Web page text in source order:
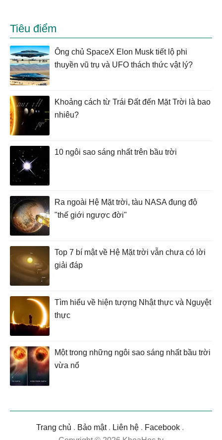
Tiêu điểm
Ông chủ SpaceX Elon Musk tiết lộ phi
thuyền vũ trụ và UFO thách thức vật lý?
Khoảng cách từ Trái Đất đến Mặt Trời là bao
nhiêu?
10 ngôi sao sáng nhất trên bầu trời
Ra ngoài Hệ Mặt trời, tàu NASA đụng độ
"thế giới ngược đời"
Top 7 bí mật về Hệ Mặt trời vẫn chưa có lời
giải đáp
Tìm hiểu về hiện tượng Nhật thực và Nguyệt
thực
Một trong những ngôi sao sáng nhất bầu trời
vừa nổ
Trang chủ . Bảo mật. Liên hệ . Facebook .